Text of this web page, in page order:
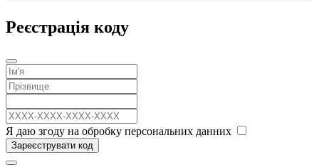
Реєстрація коду
Я даю згоду на обробку персональних данних
Зареєструвати код